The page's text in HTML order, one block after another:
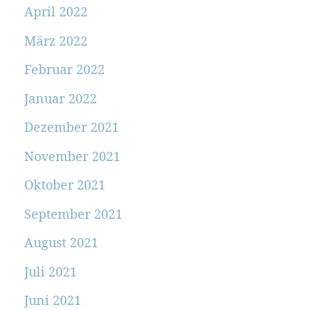
April 2022
März 2022
Februar 2022
Januar 2022
Dezember 2021
November 2021
Oktober 2021
September 2021
August 2021
Juli 2021
Juni 2021